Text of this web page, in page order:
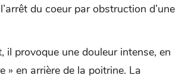
du coeur par obstruction d’une
il provoque une douleur intense, en
» en arrière de la poitrine. La